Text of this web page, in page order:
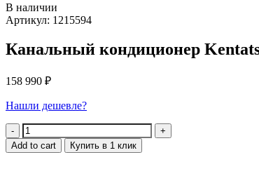
В наличии
Артикул: 1215594
Канальный кондиционер
158 990 ₽
Нашли дешевле?
Quantity
Add to cart Купить в 1 клик